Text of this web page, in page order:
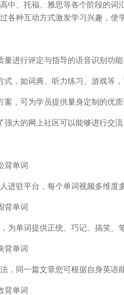
中、托福、雅思等各个阶段的
各种互动方式激发学习兴趣，使
量进行评定与指导的语音识别功能
式，如词典、听力练习、游戏等
案，可为学员提供量身定制的优
强大的网上社区可以能够进行交
背单词
进驻平台，每个单词视频多维度
背单词
为单词提供正统、巧记、搞笑、
背单词
，同一篇文章您可根据自身英语
背单词